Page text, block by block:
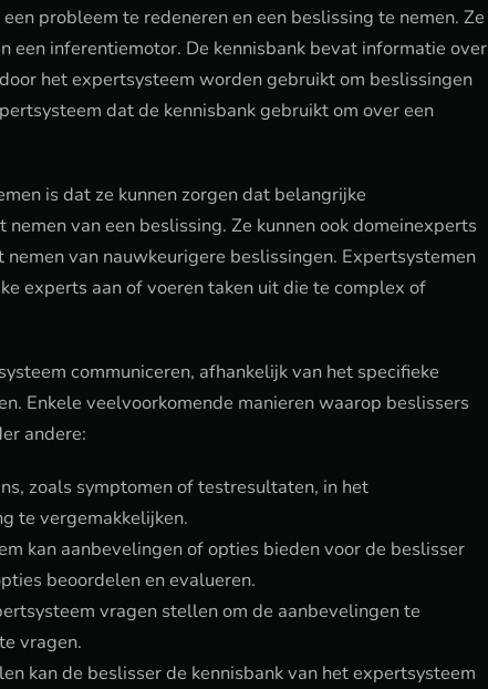
probleem te redeneren en een beslissing te nemen. Ze
een inferentiemotor. De kennisbank bevat informatie over
het expertsysteem worden gebruikt om beslissingen
dat de kennisbank gebruikt om over een
is dat ze kunnen zorgen dat belangrijke
van een beslissing. Ze kunnen ook domeinexperts
van nauwkeurigere beslissingen. Expertsystemen
experts aan of voeren taken uit die te complex of
communiceren, afhankelijk van het specifieke
Enkele veelvoorkomende manieren waarop beslissers
andere:
zoals symptomen of testresultaten, in het
te vergemakkelijken.
kan aanbevelingen of opties bieden voor de beslisser
beoordelen en evalueren.
vragen stellen om de aanbevelingen te
vragen.
kan de beslisser de kennisbank van het expertsysteem